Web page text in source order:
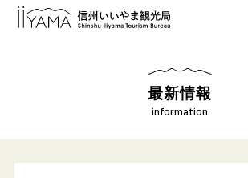
最新情報
information